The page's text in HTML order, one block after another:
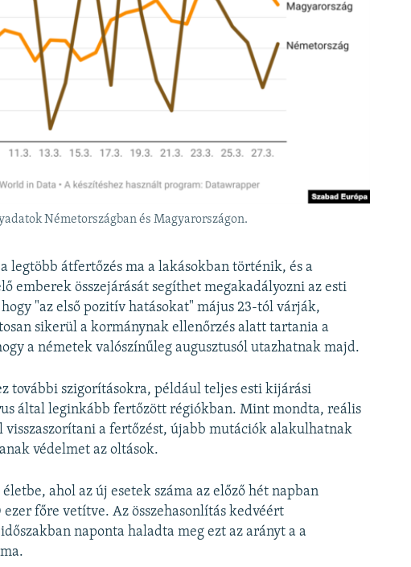
Németországban és Magyarországon.
legtöbb átfertőzés ma a lakásokban történik, és a
emberek összejárását segíthet megakadályozni az esti
"az első pozitív hatásokat" május 23-tól várják,
sikerül a kormánynak ellenőrzés alatt tartania a
a németek valószínűleg augusztusól utazhatnak majd.
további szigorításokra, például teljes esti kijárási
által leginkább fertőzött régiókban. Mint mondta, reális
visszaszorítani a fertőzést, újabb mutációk alakulhatnak
védelmet az oltások.
ahol az új esetek száma az előző hét napban
főre vetítve. Az összehasonlítás kedvéért
naponta haladta meg ezt az arányt a a